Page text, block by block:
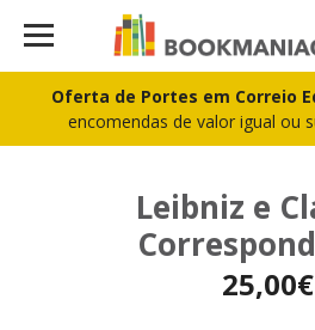
Oferta de Portes em Correio
encomendas de valor igual ou
Leibniz e
25,00€